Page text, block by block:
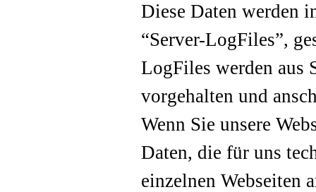
Diese Daten werden
“Server-LogFiles”,
LogFiles werden aus
vorgehalten und
Wenn Sie unsere
Daten, die für uns
einzelnen Webseiten